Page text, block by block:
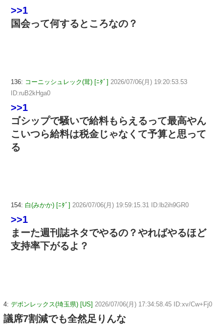
>>1
国会って何するところなの？
136: コーニッシュレック(茸) [ﾆﾀﾞ] 2026/07/06(月) 19:20:53.53
ID:ruB2kHga0
>>1
ゴシップで騒いで給料もらえるって最高やん
こいつら給料は税金じゃなくて予算と思って
る
154: 白(みかか) [ﾆﾀﾞ] 2026/07/06(月) 19:59:15.31 ID:lb2ih9GR0
>>1
まーた週刊誌ネタでやるの？やればやるほど
支持率下がるよ？
4: デボンレックス(埼玉県) [US] 2026/07/06(月) 17:34:58.45 ID:xv/Cw+Fj0
議席7割減でも全然足りんな